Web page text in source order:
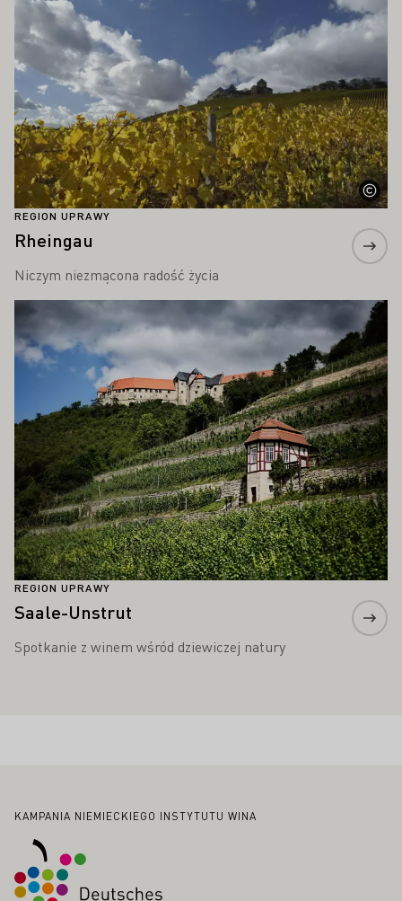
REGION UPRAWY
Rheingau
Niczym niezmącona radość życia
REGION UPRAWY
Saale-Unstrut
Spotkanie z winem wśród dziewiczej natury
Proszę dowiedzieć się więcej
Stopka
KAMPANIA NIEMIECKIEGO INSTYTUTU WINA